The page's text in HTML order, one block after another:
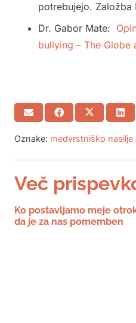
potrebujejo. Založba
Dr. Gabor Mate:
bullying – The Globe
Oznake: medvrstniško nasilje
Več
Ko postavljamo meje
da je za nas pomemben